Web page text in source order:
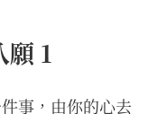
願 1
事，由你的心去